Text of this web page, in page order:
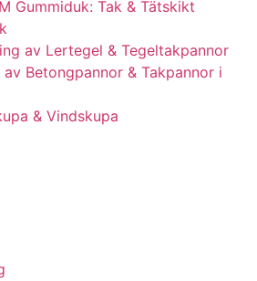
Gummiduk: Tak & Tätskikt
av Lertegel & Tegeltakpannor
av Betongpannor & Takpannor i
& Vindskupa